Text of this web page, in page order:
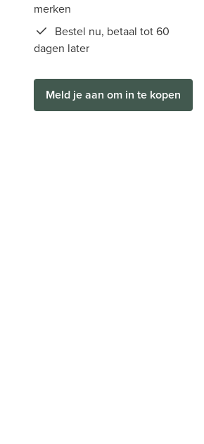
merken
Bestel nu, betaal tot 60
dagen later
Meld je aan om in te kopen